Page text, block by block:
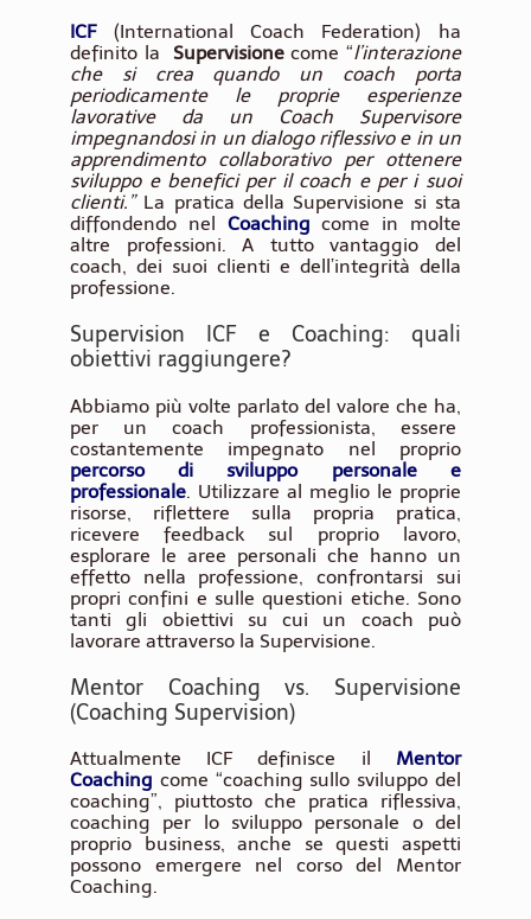
ICF(International Coach Federation) ha
definito la Supervisionecome “l’interazione
che si crea quando un coach porta
periodicamente le proprie esperienze
lavorative da un Coach Supervisore
impegnandosi in un dialogo riflessivo e in un
apprendimento collaborativo per ottenere
sviluppo e benefici per il coach e per i suoi
clienti.” La pratica della Supervisione si sta
diffondendo nel Coaching come in molte
altre professioni. A tutto vantaggio del
coach, dei suoi clienti e dell’integrità della
professione.
Supervision ICF e Coaching: quali
obiettivi raggiungere?
Abbiamo più volte parlato del valore che ha,
per un coach professionista, essere
costantemente impegnato nel proprio
percorso di sviluppo personale e
professionale. Utilizzare al meglio le proprie
risorse, riflettere sulla propria pratica,
ricevere feedback sul proprio lavoro,
esplorare le aree personali che hanno un
effetto nella professione, confrontarsi sui
propri confini e sulle questioni etiche. Sono
tanti gli obiettivi su cui un coach può
lavorare attraverso la Supervisione.
Mentor Coaching vs. Supervisione
(Coaching Supervision)
Attualmente ICF definisce il Mentor
Coaching come “coaching sullo sviluppo del
coaching”, piuttosto che pratica riflessiva,
coaching per lo sviluppo personale o del
proprio business, anche se questi aspetti
possono emergere nel corso del Mentor
Coaching.